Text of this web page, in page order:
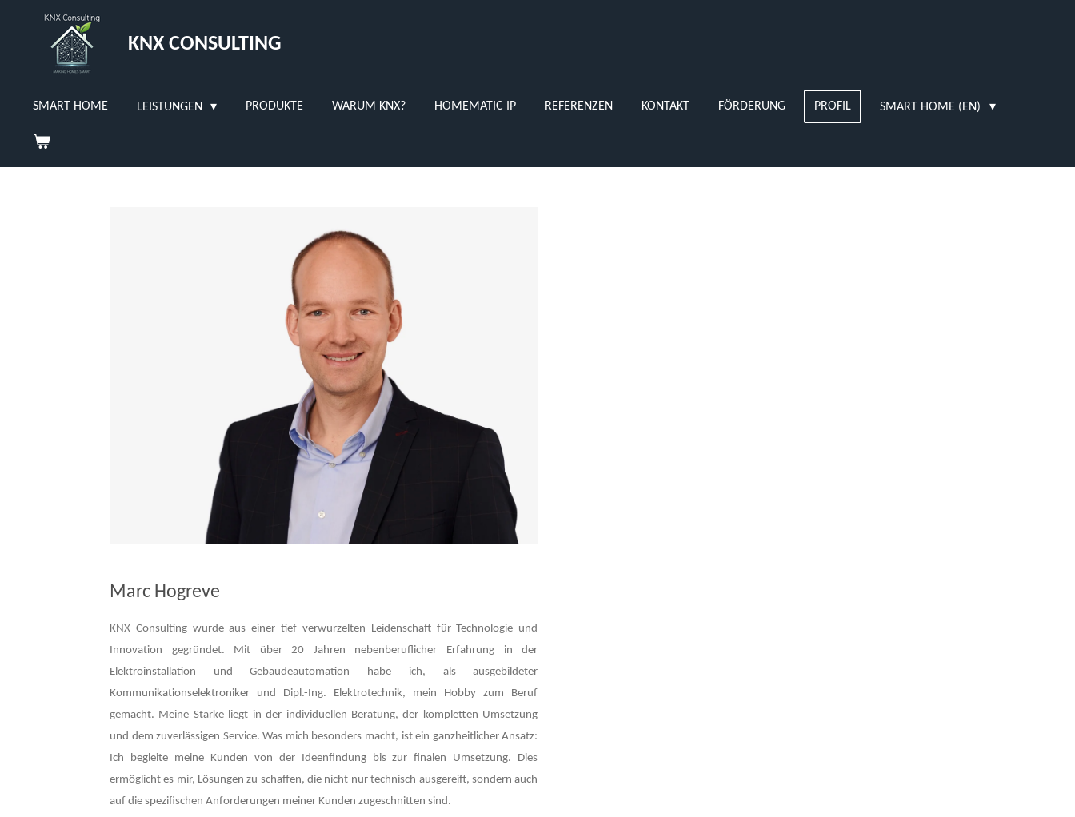
Hauptinhalt
springen
KNX CONSULTING
SMART HOME LEISTUNGEN PRODUKTE WARUM KNX? HOMEMATIC IP REFERENZEN KONTAKT FÖRDERUNG PROFIL SMART HOME (EN)
Marc Hogreve
KNX Consulting wurde aus einer tief verwurzelten Leidenschaft für Technologie und
Innovation gegründet. Mit über 20 Jahren nebenberuflicher Erfahrung in der
Elektroinstallation und Gebäudeautomation habe ich, als ausgebildeter
Kommunikationselektroniker und Dipl.-Ing. Elektrotechnik, mein Hobby zum Beruf
gemacht. Meine Stärke liegt in der individuellen Beratung, der kompletten Umsetzung
und dem zuverlässigen Service. Was mich besonders macht, ist ein ganzheitlicher Ansatz:
Ich begleite meine Kunden von der Ideenfindung bis zur finalen Umsetzung. Dies
ermöglicht es mir, Lösungen zu schaffen, die nicht nur technisch ausgereift, sondern auch
auf die spezifischen Anforderungen meiner Kunden zugeschnitten sind.